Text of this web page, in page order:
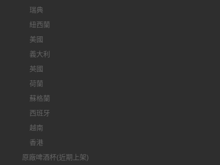
瑞典
紐西蘭
美國
義大利
英國
荷蘭
蘇格蘭
西班牙
越南
香港
原廠啤酒杯(近期上架)